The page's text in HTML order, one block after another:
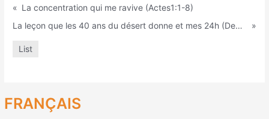
FRANÇAIS
« La concentration qui me ravive (Actes1:1-8)
La leçon que les 40 ans du désert donne et mes 24h (Deutéronome 6:1-9)
»
List